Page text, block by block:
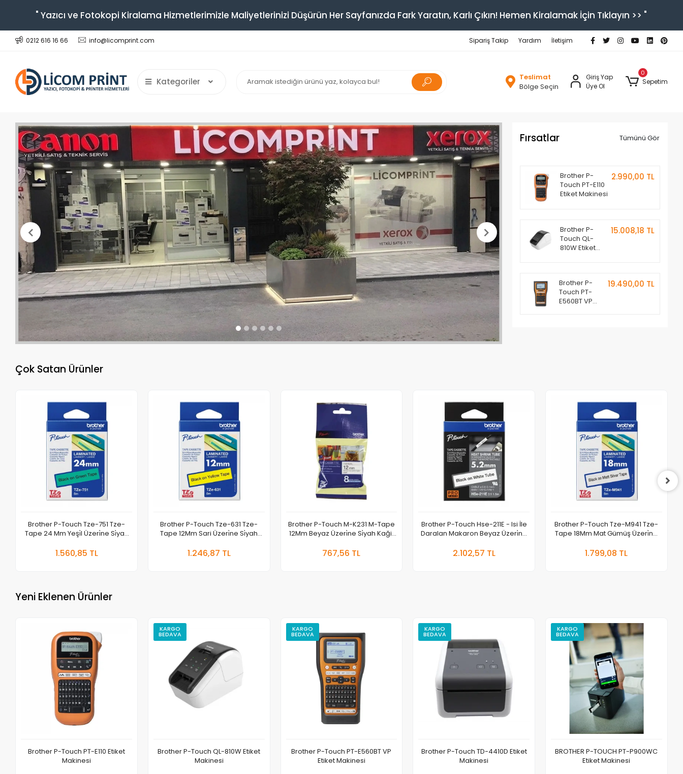
" Yazıcı ve Fotokopi Kiralama Hizmetlerimizle Maliyetlerinizi Düşürün Her Sayfanızda Fark Yaratın, Karlı Çıkın! Hemen Kiralamak İçin Tıklayın >> "
0212 616 16 66 info@licomprint.com Sipariş Takip Yardım İletişim
Kategoriler
Teslimat
Bölge Seçin
Giriş Yap
Üye Ol
0
Sepetim
Fırsatlar Tümünü Gör
Brother P-
Touch PT-E110
Etiket Makinesi
2.990,00 TL
Brother P-
Touch QL-
810W Etiket
15.008,18 TL
Brother P-
Touch PT-
E560BT VP
19.490,00 TL
Çok Satan Ürünler
Brother P-Touch Tze-751 Tze-
Tape 24 Mm Yeşi̇l Üzeri̇ne Si̇yah
1.560,85 TL
Brother P-Touch Tze-631 Tze-
Tape 12Mm Sari Üzeri̇ne Si̇yah
1.246,87 TL
Brother P-Touch M-K231 M-Tape
12Mm Beyaz Üzeri̇ne Si̇yah Kağit
767,56 TL
Brother P-Touch Hse-211E - Isi İle
Daralan Makaron Beyaz Üzeri̇ne
2.102,57 TL
Brother P-Touch Tze-M941 Tze-
Tape 18Mm Mat Gümüş Üzeri̇ne
1.799,08 TL
Yeni Eklenen Ürünler
Brother P-Touch PT-E110 Etiket
Makinesi
KARGO
BEDAVA
Brother P-Touch QL-810W Etiket
Makinesi
KARGO
BEDAVA
Brother P-Touch PT-E560BT VP
Etiket Makinesi
KARGO
BEDAVA
Brother P-Touch TD-4410D Etiket
Makinesi
KARGO
BEDAVA
BROTHER P-TOUCH PT-P900WC
Etiket Makinesi